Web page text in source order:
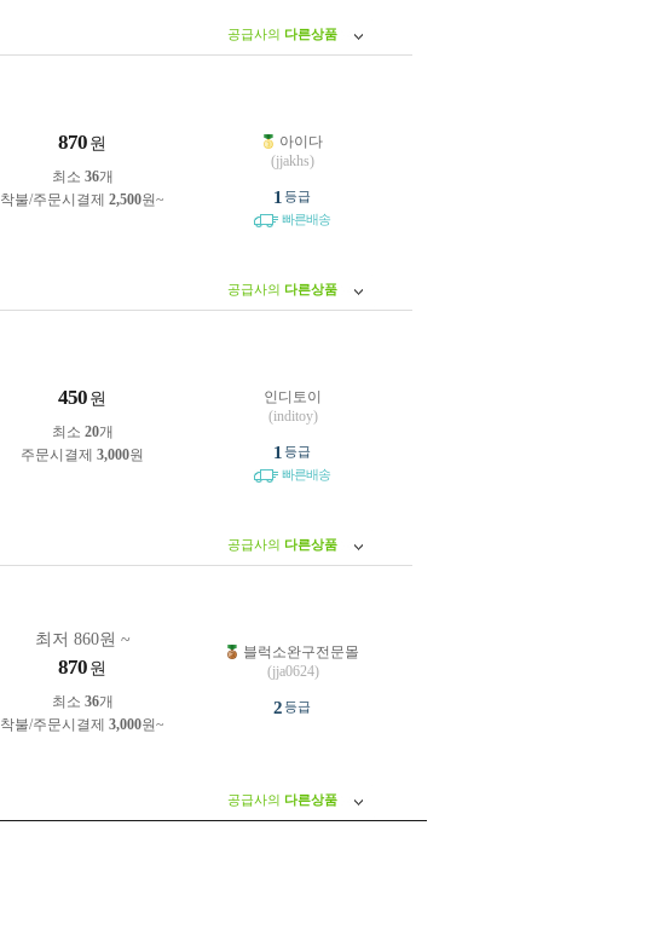
공급사의 다른상품
870 원
최소 36개
착불/주문시결제 2,500원~
아이다
(jjakhs)
1 등급
빠른배송
공급사의 다른상품
450 원
최소 20개
주문시결제 3,000원
인디토이
(inditoy)
1 등급
빠른배송
공급사의 다른상품
최저 860원 ~
870 원
최소 36개
착불/주문시결제 3,000원~
블럭소완구전문몰
(jja0624)
2등급
공급사의 다른상품